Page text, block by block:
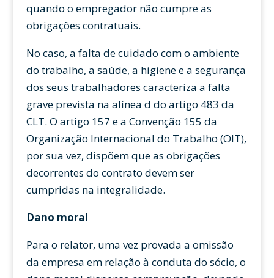
quando o empregador não cumpre as
obrigações contratuais.
No caso, a falta de cuidado com o ambiente
do trabalho, a saúde, a higiene e a segurança
dos seus trabalhadores caracteriza a falta
grave prevista na alínea d do artigo 483 da
CLT. O artigo 157 e a Convenção 155 da
Organização Internacional do Trabalho (OIT),
por sua vez, dispõem que as obrigações
decorrentes do contrato devem ser
cumpridas na integralidade.
Dano moral
Para o relator, uma vez provada a omissão
da empresa em relação à conduta do sócio, o